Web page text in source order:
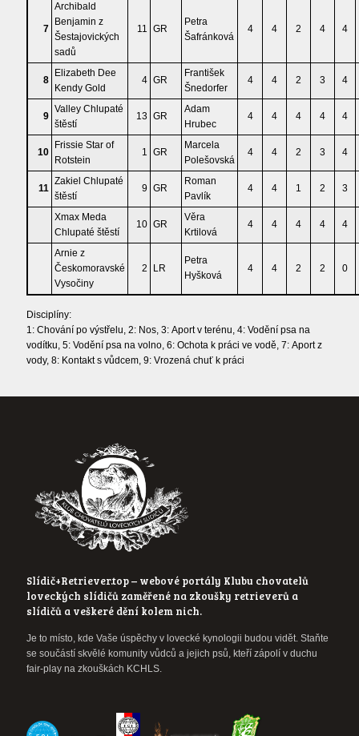
7
Archibald
Benjamin z
Šestajovických
sadů
11 GR
Petra
Šafránková
4 4 2 4 4
8
Elizabeth Dee
Kendy Gold
4 GR
František
Šnedorfer
4 4 2 3 4
9
Valley Chlupaté
štěstí
13 GR
Adam
Hrubec
4 4 4 4 4
10
Frissie Star of
Rotstein
1 GR
Marcela
Polešovská
4 4 2 3 4
11
Zakiel Chlupaté
štěstí
9 GR
Roman
Pavlík
4 4 1 2 3
Xmax Meda
Chlupaté štěstí
10 GR
Věra
Krtilová
4 4 4 4 4
Arnie z
Českomoravské
Vysočiny
2 LR
Petra
Hyšková
4 4 2 2 0
Disciplíny:
1: Chování po výstřelu, 2: Nos, 3: Aport v terénu, 4: Vodění psa na
vodítku, 5: Vodění psa na volno, 6: Ochota k práci ve vodě, 7: Aport z
vody, 8: Kontakt s vůdcem, 9: Vrozená chuť k práci
Slídič+Retriever.top – webové portály Klubu chovatelů
loveckých slídičů zaměřené na zkoušky retrieverů a
slídičů a veškeré dění kolem nich.
Je to místo, kde Vaše úspěchy v lovecké kynologii budou vidět. Staňte
se součástí skvělé komunity vůdců a jejich psů, kteří zápolí v duchu
fair-play na zkouškách KCHLS.